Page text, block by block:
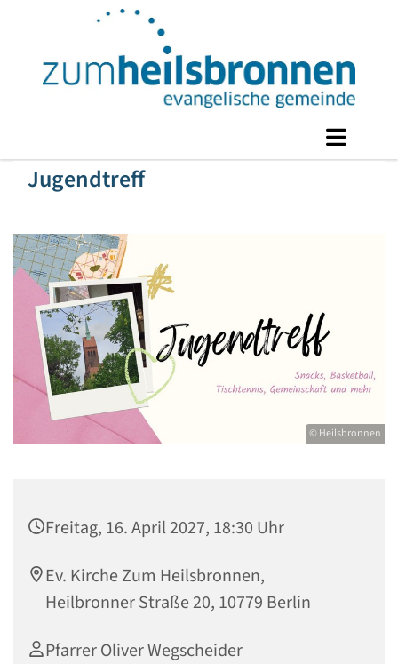
Jugendtreff
© Heilsbronnen
Freitag, 16. April 2027, 18:30 Uhr
Ev. Kirche Zum Heilsbronnen,
Heilbronner Straße 20, 10779 Berlin
Pfarrer Oliver Wegscheider